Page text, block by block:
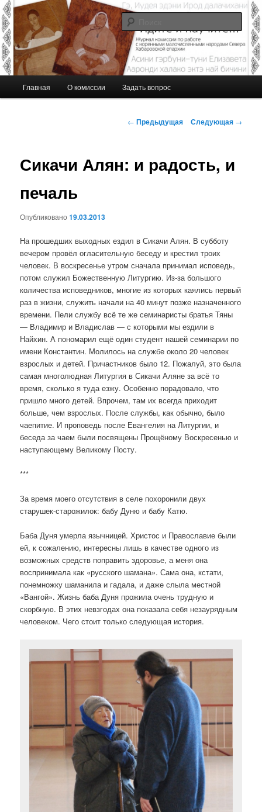
Перейти
к
основному
содержимому
Идите и научите…
Журнал Комиссии по работе с малочисленными коренными народами
Севера Хабаровской епархии
Главная О комиссии Задать вопрос
Н
г
о
з
а
п
и
с
я
м
← Предыдущая Следующая →
Сикачи Алян: и радость, и
печаль
Опубликовано19.03.2013
На прошедших выходных ездил в Сикачи Алян. В субботу
вечером провёл огласительную беседу и крестил троих
человек. В воскресенье утром сначала принимал исповедь,
потом служил Божественную Литургию. Из-за большого
количества исповедников, многие из которых каялись первый
раз в жизни, служить начали на 40 минут позже назначенного
времени. Пели службу всё те же семинаристы братья Тяны
— Владимир и Владислав — с которыми мы ездили в
Найхин. А пономарил ещё один студент нашей семинарии по
имени Константин. Молилось на службе около 20 человек
взрослых и детей. Причастников было 12. Пожалуй, это была
самая многолюдная Литургия в Сикачи Аляне за всё то
время, сколько я туда езжу. Особенно порадовало, что
пришло много детей. Впрочем, там их всегда приходит
больше, чем взрослых. После службы, как обычно, было
чаепитие. И проповедь после Евангелия на Литургии, и
беседа за чаем были посвящены Прощёному Воскресенью и
наступающему Великому Посту.
***
За время моего отсутствия в селе похоронили двух
старушек-старожилок: бабу Дуню и бабу Катю.
Баба Дуня умерла язычницей. Христос и Православие были
ей, к сожалению, интересны лишь в качестве одного из
возможных средств поправить здоровье, а меня она
воспринимала как «русского шамана». Сама она, кстати,
понемножку шаманила и гадала, и даже слыла местной
«Вангой». Жизнь баба Дуня прожила очень трудную и
скорбную. В этих невзгодах она показала себя незаурядным
человеком. Чего стоит только следующая история.